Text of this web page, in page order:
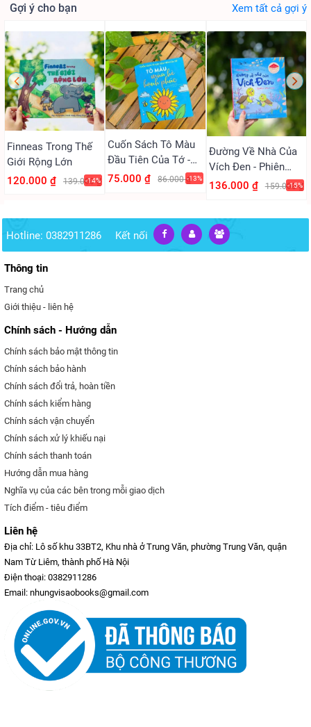
Gợi ý cho bạn Xem tất cả gợi ý
Finneas Trong Thế
Giới Rộng Lớn
120.000 ₫
139.000 ₫
-14%
Cuốn Sách Tô Màu
Đầu Tiên Của Tớ -
Tô Màu Mùa Hè
75.000 ₫ 86.000 ₫-13%
Đường Về Nhà Của
Vích Đen - Phiên
Bản Song Ngữ Việt-
136.000 ₫ 159.000 ₫
-15%
Hotline: 0382911286 Kết nối
Thông tin
Trang chủ
Giới thiệu - liên hệ
Chính sách - Hướng dẫn
Chính sách bảo mật thông tin
Chính sách bảo hành
Chính sách đổi trả, hoàn tiền
Chính sách kiểm hàng
Chính sách vận chuyển
Chính sách xử lý khiếu nại
Chính sách thanh toán
Hướng dẫn mua hàng
Nghĩa vụ của các bên trong mỗi giao dịch
Tích điểm - tiêu điểm
Liên hệ
Địa chỉ: Lô số khu 33BT2, Khu nhà ở Trung Văn, phường Trung Văn, quận
Nam Từ Liêm, thành phố Hà Nội
Điện thoại: 0382911286
Email: nhungvisaobooks@gmail.com